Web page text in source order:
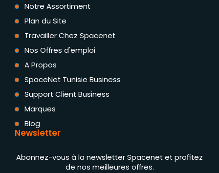
Notre Assortiment
Plan du Site
Travailler Chez Spacenet
Nos Offres d'emploi
A Propos
SpaceNet Tunisie Business
Support Client Business
Marques
Blog
Newsletter
Abonnez-vous à la newsletter Spacenet et profitez
de nos meilleures offres.